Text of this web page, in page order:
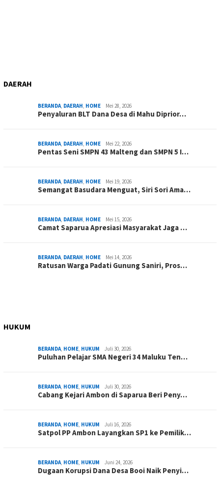
DAERAH
BERANDA, DAERAH, HOME Mei 28, 2026
Penyaluran BLT Dana Desa di Mahu Diprior…
BERANDA, DAERAH, HOME Mei 22, 2026
Pentas Seni SMPN 43 Malteng dan SMPN 5 I…
BERANDA, DAERAH, HOME Mei 19, 2026
Semangat Basudara Menguat, Siri Sori Ama…
BERANDA, DAERAH, HOME Mei 15, 2026
Camat Saparua Apresiasi Masyarakat Jaga …
BERANDA, DAERAH, HOME Mei 14, 2026
Ratusan Warga Padati Gunung Saniri, Pros…
HUKUM
BERANDA, HOME, HUKUM Juli 30, 2026
Puluhan Pelajar SMA Negeri 34 Maluku Ten…
BERANDA, HOME, HUKUM Juli 30, 2026
Cabang Kejari Ambon di Saparua Beri Peny…
BERANDA, HOME, HUKUM Juli 16, 2026
Satpol PP Ambon Layangkan SP1 ke Pemilik…
BERANDA, HOME, HUKUM Juni 24, 2026
Dugaan Korupsi Dana Desa Booi Naik Penyi…